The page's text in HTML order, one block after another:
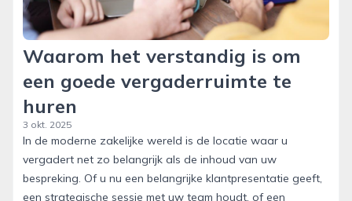
Waarom het verstandig is om
een goede vergaderruimte te
huren
3 okt. 2025
In de moderne zakelijke wereld is de locatie waar u
vergadert net zo belangrijk als de inhoud van uw
bespreking. Of u nu een belangrijke klantpresentatie geeft,
een strategische sessie met uw team houdt, of een